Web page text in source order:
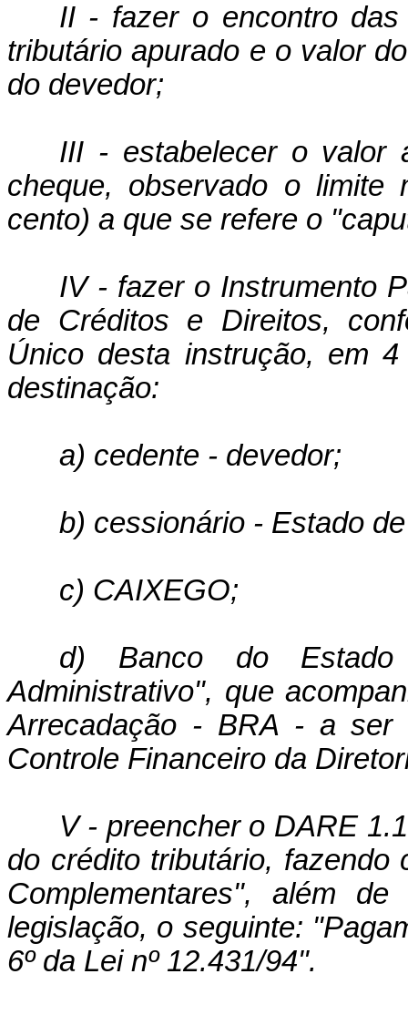
II - fazer o encontro das
tributário apurado e o valor
do devedor;
III - estabelecer o valor
cheque, observado o
cento) a que se refere o
IV - fazer o Instrumento
de Créditos e Direitos,
Único desta instrução, em
destinação:
a) cedente - devedor;
b) cessionário - Estado
c) CAIXEGO;
d) Banco do
Administrativo", que
Arrecadação - BRA - a ser
Controle Financeiro da
V - preencher o DARE
do crédito tributário, fazendo
Complementares", além
legislação, o seguinte:
6º da Lei nº 12.431/94".